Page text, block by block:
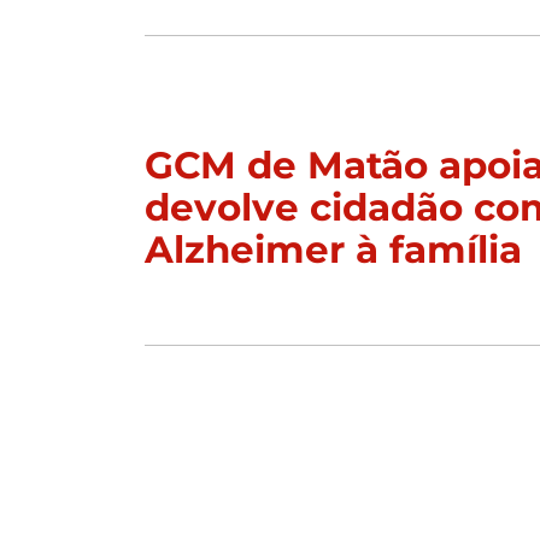
GCM de Matão
devolve cidadão
Alzheimer à família